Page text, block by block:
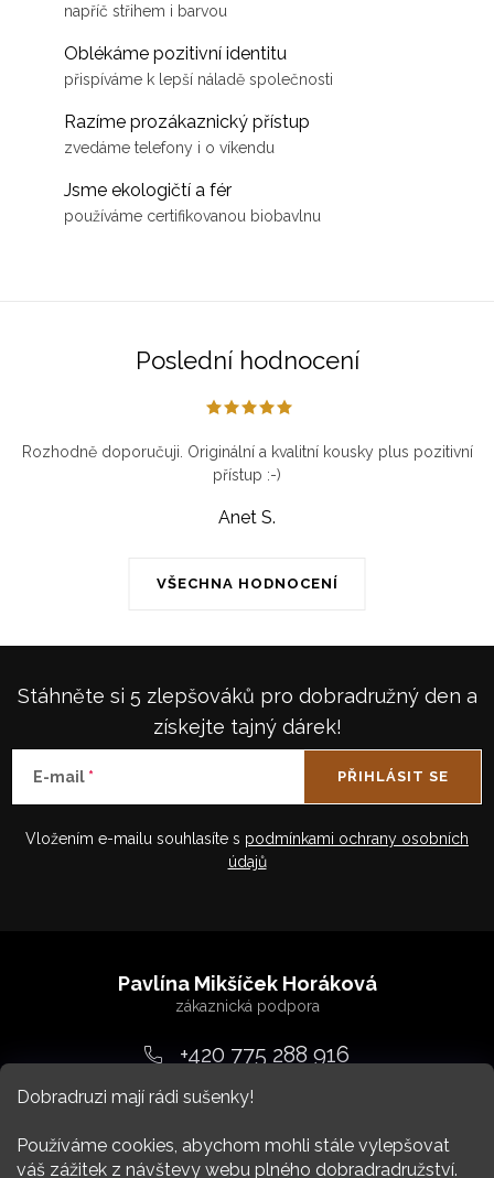
Dobradruzi mají rádi sušenky!
Používáme cookies, abychom mohli stále vylepšovat
váš zážitek z návštevy webu plného dobradradružství.
napříč střihem i barvou
Oblékáme pozitivní identitu
přispíváme k lepší náladě společnosti
Razíme prozákaznický přístup
zvedáme telefony i o víkendu
Jsme ekologičtí a fér
používáme certifikovanou biobavlnu
Poslední hodnocení
VŠECHNA HODNOCENÍ
Rozhodně doporučuji. Originální a kvalitní kousky plus pozitivní
přístup :-)
Anet S.
Stáhněte si 5 zlepšováků pro dobradružný den a
získejte tajný dárek!
E-mail
Vložením e-mailu souhlasíte s podmínkami ochrany osobních
údajů
PŘIHLÁSIT SE
a
Pavlína Mikšíček Horáková
+420 775 288 916
srdcem@dobradruh.cz